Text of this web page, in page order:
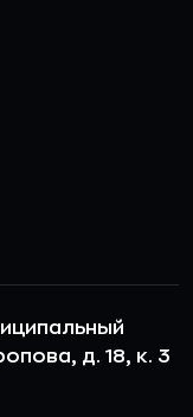
д. 18, к. 3